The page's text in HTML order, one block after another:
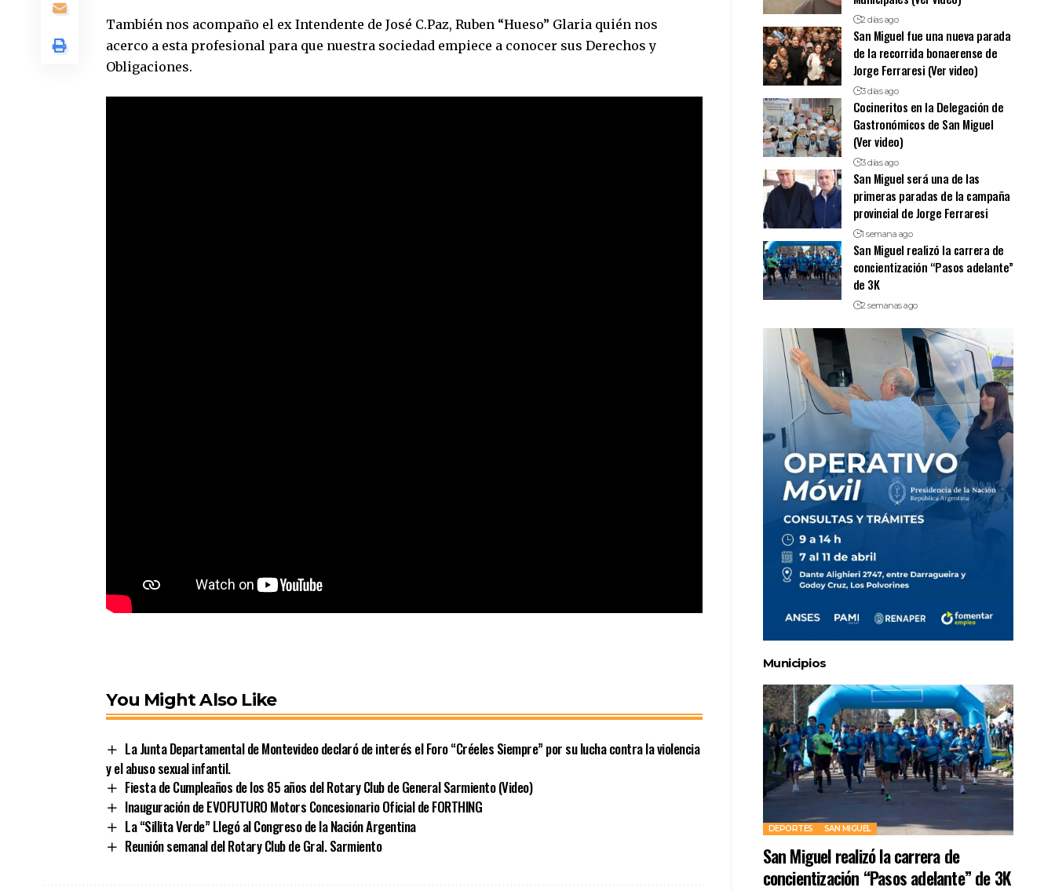
También nos acompaño el ex Intendente de José C.Paz, Ruben “Hueso” Glaria quién nos
acerco a esta profesional para que nuestra sociedad empiece a conocer sus Derechos y
Obligaciones.
You Might Also Like
La Junta Departamental de Montevideo declaró de interés el Foro “Créeles Siempre” por su lucha contra la violencia
y el abuso sexual infantil.
Fiesta de Cumpleaños de los 85 años del Rotary Club de General Sarmiento (Video)
Inauguración de EVOFUTURO Motors Concesionario Oficial de FORTHING
La “Sillita Verde” Llegó al Congreso de la Nación Argentina
Reunión semanal del Rotary Club de Gral. Sarmiento
2 días ago
San Miguel fue una nueva parada
de la recorrida bonaerense de
Jorge Ferraresi (Ver video)
3 días ago
Cocineritos en la Delegación de
Gastronómicos de San Miguel
(Ver video)
3 días ago
San Miguel será una de las
primeras paradas de la campaña
provincial de Jorge Ferraresi
1 semana ago
San Miguel realizó la carrera de
concientización “Pasos adelante”
de 3K
2 semanas ago
Municipios
DEPORTES SAN MIGUEL
San Miguel realizó la carrera de
concientización “Pasos adelante” de 3K